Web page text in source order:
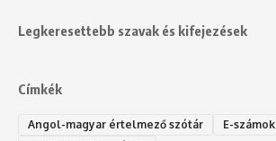
Legkeresettebb szavak és kifejezések
Címkék
Angol-magyar értelmező szótár E-számok